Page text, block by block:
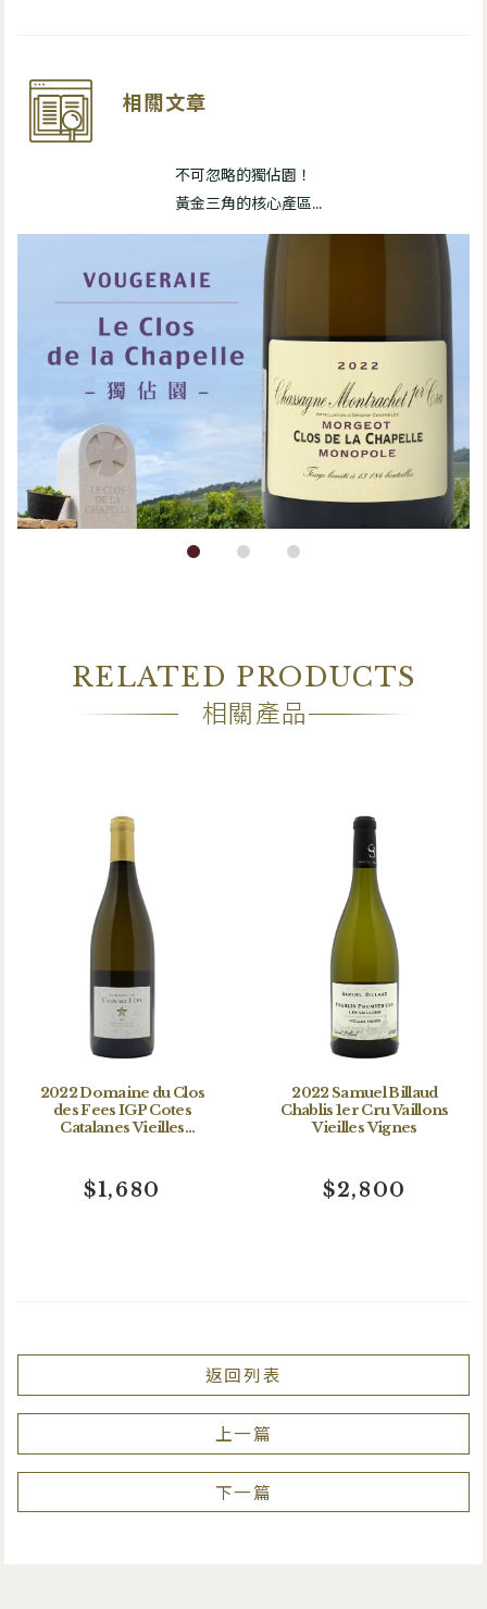
相關文章
不可忽略的獨佔園！
黃金三角的核心產區
2022 Domaine de la Vougeraie
Clos de la Chapelle Monopole Blanc
RELATED PRODUCTS
相關產品
2022 Domaine du Clos
des Fees IGP Cotes
Catalanes Vieilles
$1,680
2022 Samuel Billaud
Chablis 1er Cru Vaillons
Vieilles Vignes
$2,800
返回列表
上一篇
下一篇